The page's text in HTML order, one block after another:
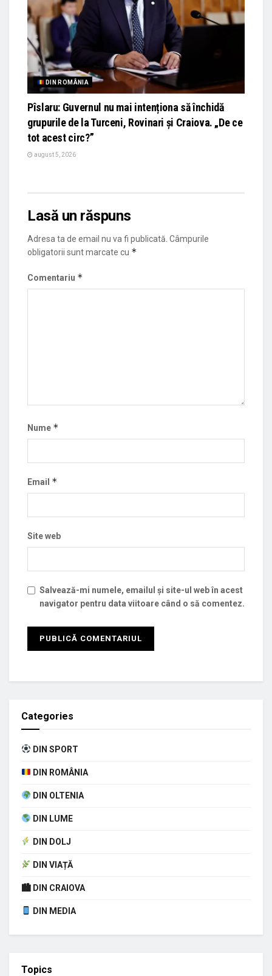
DIN ROMÂNIA
Pîslaru: Guvernul nu mai intenționa să închidă
grupurile de la Turceni, Rovinari și Craiova. „De ce
tot acest circ?”
august 5, 2026
Lasă un răspuns
Adresa ta de email nu va fi publicată. Câmpurile
obligatorii sunt marcate cu *
Comentariu *
Nume *
Email *
Site web
Salvează-mi numele, emailul și site-ul web în acest
navigator pentru data viitoare când o să comentez.
Categories
DIN SPORT
DIN ROMÂNIA
DIN OLTENIA
DIN LUME
DIN DOLJ
DIN VIAȚĂ
🏙 DIN CRAIOVA
DIN MEDIA
Topics